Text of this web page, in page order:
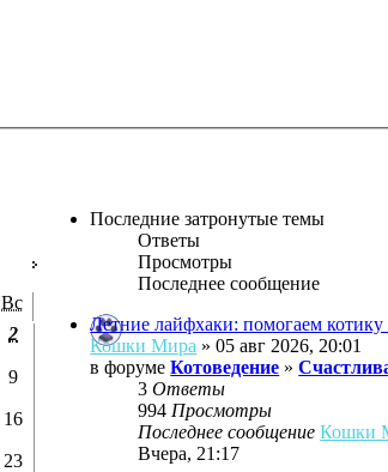
Вс
2
9
16
23
Последние затронутые темы
Ответы
Просмотры
Последнее сообщение
Летние лайфхаки: помогаем
Кошки Мира » 05 авг 2026, 20:01
в форумеКотоведение »
3Ответы
994 Просмотры
Последнее сообщениеКошки
Вчера, 21:17